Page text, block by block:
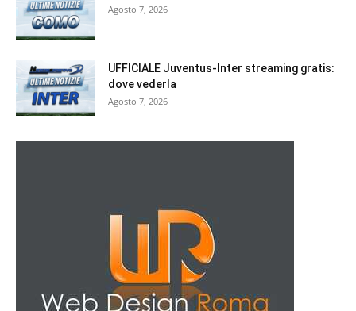
Agosto 7, 2026
UFFICIALE Juventus-Inter streaming gratis:
dove vederla
Agosto 7, 2026